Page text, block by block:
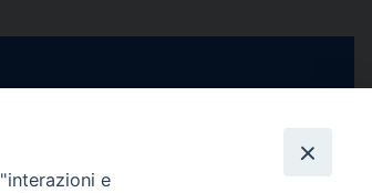
YouTube
Channel
Feed
e